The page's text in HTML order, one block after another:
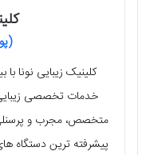
خدمات تخصصی
متخصص، مجرب و پرسنلی
پیشرفته ترین دستگاه